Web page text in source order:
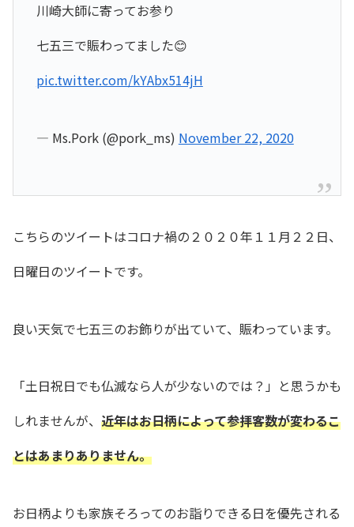
川崎大師に寄ってお参り
七五三で賑わってました😊
pic.twitter.com/kYAbx514jH
— Ms.Pork (@pork_ms) November 22, 2020
こちらのツイートはコロナ禍の２０２０年１１月２２日、
日曜日のツイートです。
良い天気で七五三のお飾りが出ていて、賑わっています。
「土日祝日でも仏滅なら人が少ないのでは？」と思うかも
しれませんが、 近年はお日柄によって参拝客数が変わるこ
とはあまりありません。
お日柄よりも家族そろってのお詣りできる日を優先される